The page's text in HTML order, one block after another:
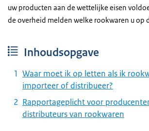
uw producten aan de wettelijke eisen
de overheid melden welke rookwaren u op
Inhoudsopgave
Waar moet ik op letten als ik
importeer of distribueer?
Rapportageplicht voor
distributeurs van rookwaren